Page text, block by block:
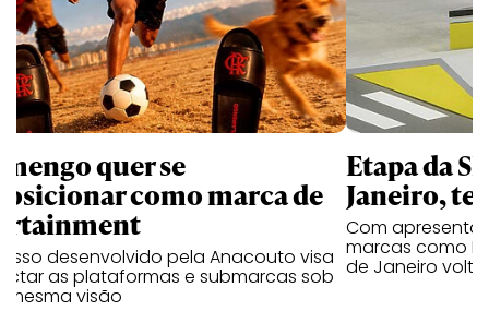
quer se
como marca de
desenvolvido pela Anacouto visa
as plataformas e submarcas sob
mesma visão
Etapa da
Janeiro,
Com
marcas como
de Janeiro